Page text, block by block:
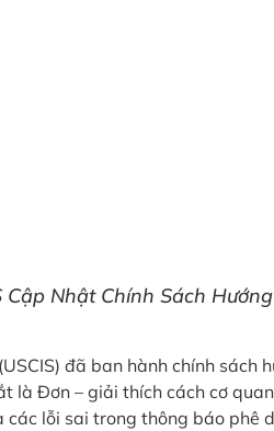
Cập Nhật Chính Sách
đã ban hành chính
là Đơn – giải thích cách cơ
lỗi sai trong thông báo phê